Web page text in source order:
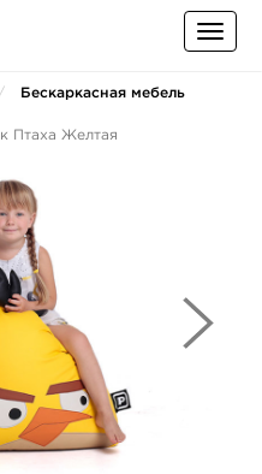
Бескаркасная мебель
Птаха Желтая